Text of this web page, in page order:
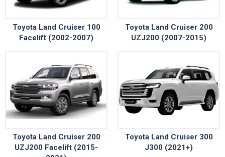
Toyota Land Cruiser 100
Facelift (2002-2007)
Toyota Land Cruiser 200
UZJ200 (2007-2015)
Toyota Land Cruiser 200
UZJ200 Facelift (2015-
Toyota Land Cruiser 300
J300 (2021+)